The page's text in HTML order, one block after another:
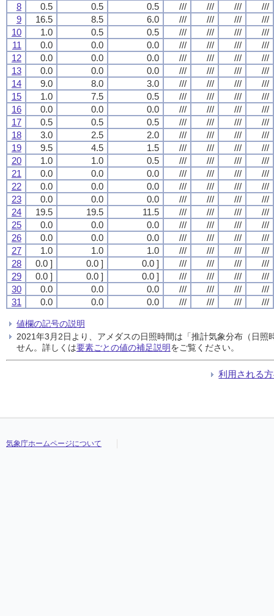
8
0.5 0.5 0.5 /// /// ///
///
9
16.5 8.5 6.0 /// /// ///
///
10
1.0 0.5 0.5 /// /// ///
///
11
0.0 0.0 0.0 /// /// ///
///
12
0.0 0.0 0.0 /// /// ///
///
13
0.0 0.0 0.0 /// /// ///
///
14
9.0 8.0 3.0 /// /// ///
///
15
1.0 7.5 0.5 /// /// ///
///
16
0.0 0.0 0.0 /// /// ///
///
17
0.5 0.5 0.5 /// /// ///
///
18
3.0 2.5 2.0 /// /// ///
///
19
9.5 4.5 1.5 /// /// ///
///
20
1.0 1.0 0.5 /// /// ///
///
21
0.0 0.0 0.0 /// /// ///
///
22
0.0 0.0 0.0 /// /// ///
///
23
0.0 0.0 0.0 /// /// ///
///
24
19.5 19.5 11.5 /// /// ///
///
25
0.0 0.0 0.0 /// /// ///
///
26
0.0 0.0 0.0 /// /// ///
///
27
1.0 1.0 1.0 /// /// ///
///
28
0.0 ] 0.0 ] 0.0 ] /// /// ///
///
29
0.0 ] 0.0 ] 0.0 ] /// /// ///
///
30
0.0 0.0 0.0 /// /// ///
///
31
0.0 0.0 0.0 /// /// /// ///
値欄の記号の説明
2021年3月2日より、アメダスの日照時間は「推計気象分布（日
せん。詳しくは要素ごとの値の補足説明をご覧ください。
利用される
気象庁ホームページについて